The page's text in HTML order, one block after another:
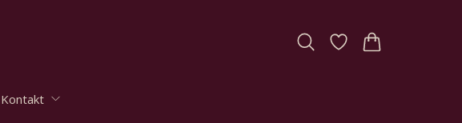
Kontakt